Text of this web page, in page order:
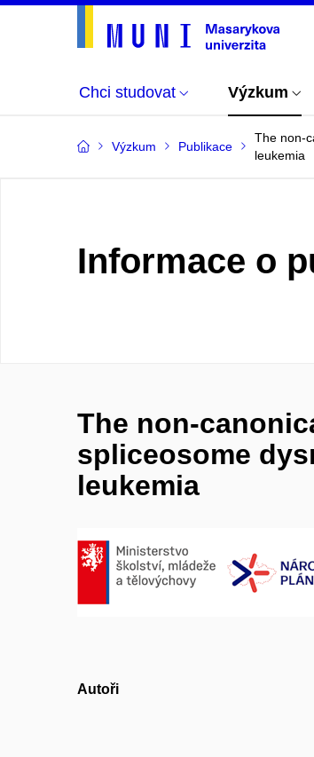
Chci studovat Výzkum
Výzkum Publikace
The non-
leukemia
Informace o
The non-
spliceosome
leukemia
Autoři